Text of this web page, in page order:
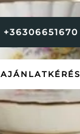
+36306651670
AJÁNLATKÉRÉS